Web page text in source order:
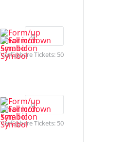
Verfügbare Tickets: 50
Verfügbare Tickets: 50